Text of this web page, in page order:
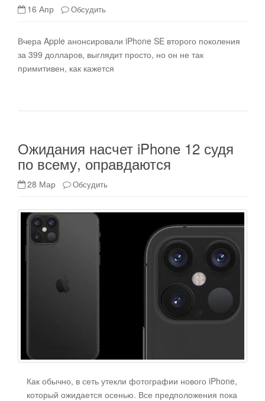
16 Апр Обсудить
Вчера Apple анонсировали iPhone SE второго поколения
за 399 долларов, выглядит просто, но он не так
примитивен, как кажется
Ожидания насчет iPhone 12 судя
по всему, оправдаются
28 Мар Обсудить
Как обычно, в сеть утекли фотографии нового iPhone,
который ожидается осенью. Все предположения пока